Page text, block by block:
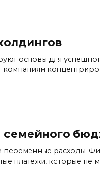
основы для
расходы.
платежи, которые не